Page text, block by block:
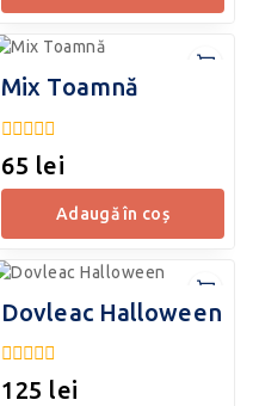
Mix Toamnă
0
din
5
65 lei
adaugă în coș
Dovleac Halloween
0
din
125 lei